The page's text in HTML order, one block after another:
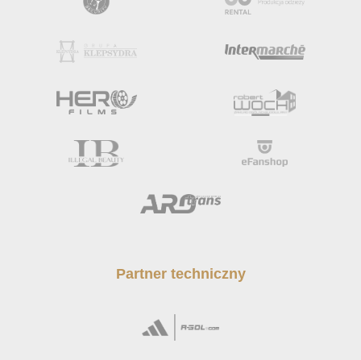
Partner techniczny